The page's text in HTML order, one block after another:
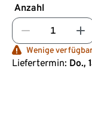
Anzahl
Wenige
Liefertermin: Do.,